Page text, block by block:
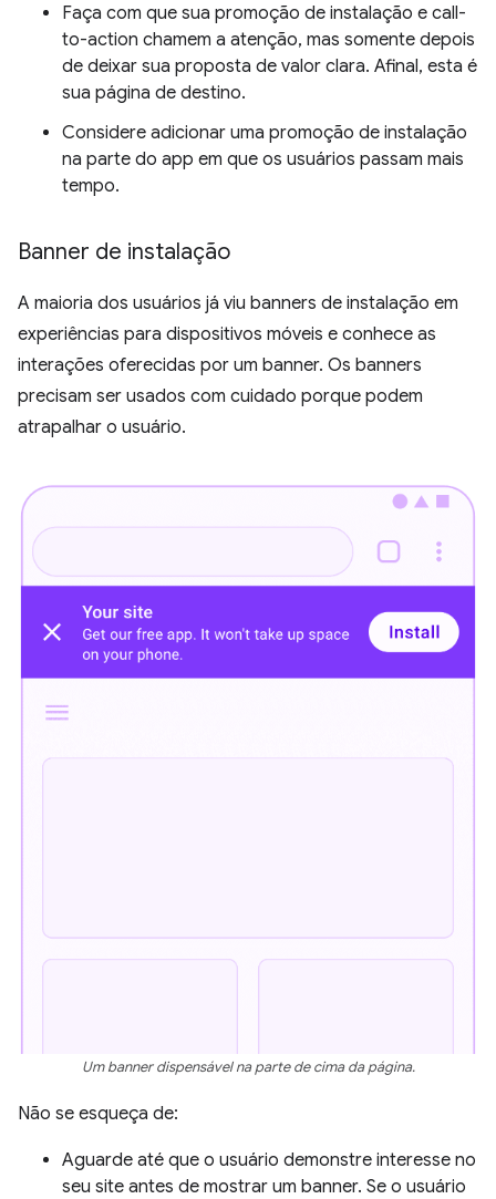
Faça com que sua promoção de instalação e call-
to-action chamem a atenção, mas somente depois
de deixar sua proposta de valor clara. Afinal, esta é
sua página de destino.
Considere adicionar uma promoção de instalação
na parte do app em que os usuários passam mais
tempo.
Banner de instalação
A maioria dos usuários já viu banners de instalação em
experiências para dispositivos móveis e conhece as
interações oferecidas por um banner. Os banners
precisam ser usados com cuidado porque podem
atrapalhar o usuário.
Um banner dispensável na parte de cima da página.
Não se esqueça de:
Aguarde até que o usuário demonstre interesse no
seu site antes de mostrar um banner. Se o usuário